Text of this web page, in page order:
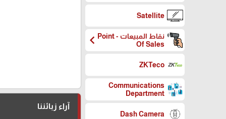
Satellite
نقاط المبيعات - Point
Of Sales
chevron_left
ZKTeco
Communications
Department
Dash Camera
آراء زبائننا